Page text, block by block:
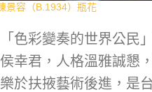
景容（B.1934）瓶花
「色彩變奏的世界公民
侯幸君，人格溫雅誠懇
樂於扶掖藝術後進，是